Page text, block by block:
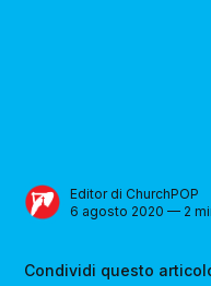
Editor di ChurchPOP
6 agosto 2020 — 2
Condividi questo